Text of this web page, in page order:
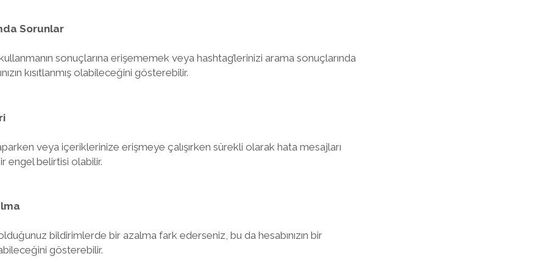
Sorunlar
sonuçlarına erişememek veya hashtag’lerinizi arama sonuçlarında
kısıtlanmış olabileceğini gösterebilir.
veya içeriklerinize erişmeye çalışırken sürekli olarak hata mesajları
engel belirtisi olabilir.
bildirimlerde bir azalma fark ederseniz, bu da hesabınızın bir
gösterebilir.